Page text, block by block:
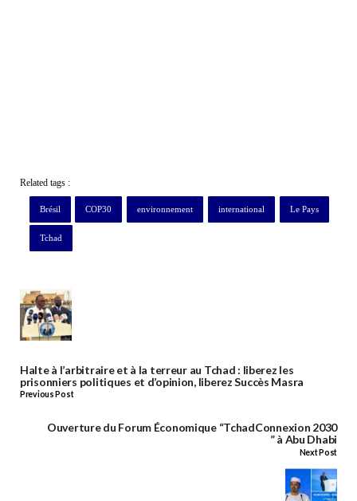
Related tags :
Brésil COP30 environnement international Le Pays
Tchad
Halte à l’arbitraire et à la terreur au Tchad : liberez les
prisonniers politiques et d’opinion, liberez Succès Masra
Previous Post
Ouverture du Forum Économique “TchadConnexion 2030
” à Abu Dhabi
Next Post